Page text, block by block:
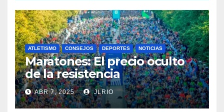
ATLETISMO CONSEJOS DEPORTES NOTICIAS
Maratones: El precio oculto
de la resistencia
ABR 7, 2025 JLRIO